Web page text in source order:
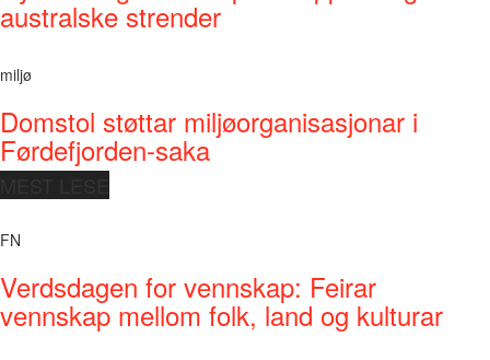
australske strender
miljø
Domstol støttar miljøorganisasjonar i
Førdefjorden-saka
FN
Verdsdagen for vennskap: Feirar
vennskap mellom folk, land og kulturar